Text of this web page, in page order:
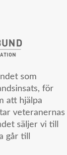
som
för
att hjälpa
veteranernas
säljer vi till
går till